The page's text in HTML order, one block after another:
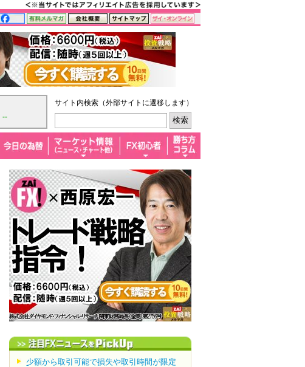
--
サイト内検索（外部サイトに遷移します）
少額から取引可能で損失や取引時間が限定